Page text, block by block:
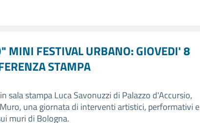
MINI FESTIVAL URBANO: GIOVEDI' 8
STAMPA
sala stampa Luca Savonuzzi di Palazzo d'Accursio,
una giornata di interventi artistici, performativi e
muri di Bologna.